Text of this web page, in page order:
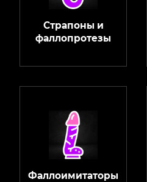
Страпоны и
фаллопротезы
Фаллоимитаторы